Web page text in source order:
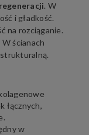
regeneracji. W
i gładkość.
na rozciąganie.
ścianach
łącznych,
w